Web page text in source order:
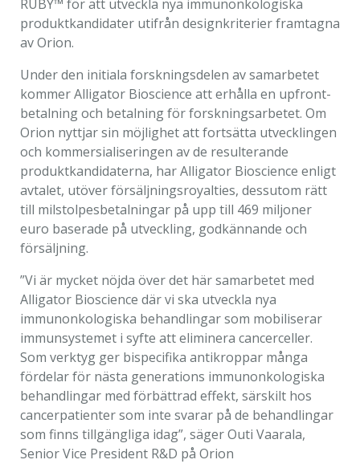
RUBY™ för att utveckla nya immunonkologiska
produktkandidater utifrån designkriterier framtagna
av Orion.
Under den initiala forskningsdelen av samarbetet
kommer Alligator Bioscience att erhålla en upfront-
betalning och betalning för forskningsarbetet. Om
Orion nyttjar sin möjlighet att fortsätta utvecklingen
och kommersialiseringen av de resulterande
produktkandidaterna, har Alligator Bioscience enligt
avtalet, utöver försäljningsroyalties, dessutom rätt
till milstolpesbetalningar på upp till 469 miljoner
euro baserade på utveckling, godkännande och
försäljning.
”Vi är mycket nöjda över det här samarbetet med
Alligator Bioscience där vi ska utveckla nya
immunonkologiska behandlingar som mobiliserar
immunsystemet i syfte att eliminera cancerceller.
Som verktyg ger bispecifika antikroppar många
fördelar för nästa generations immunonkologiska
behandlingar med förbättrad effekt, särskilt hos
cancerpatienter som inte svarar på de behandlingar
som finns tillgängliga idag”, säger Outi Vaarala,
Senior Vice President R&D på Orion
surfar ökar du
chansen att få se
personligt
och erbjudanden.